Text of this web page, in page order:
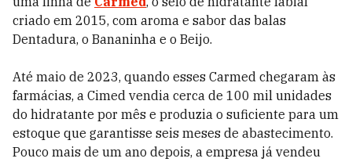
criado em 2015, com aroma e sabor das balas
Dentadura, o Bananinha e o Beijo.
Até maio de 2023, quando esses Carmed chegaram às
farmácias, a Cimed vendia cerca de 100 mil unidades
do hidratante por mês e produzia o suficiente para um
estoque que garantisse seis meses de abastecimento.
Pouco mais de um ano depois, a empresa já vendeu